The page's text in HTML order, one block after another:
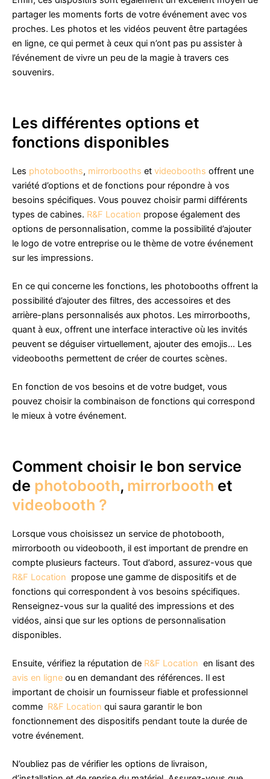
partager les moments forts de votre événement avec vos
proches. Les photos et les vidéos peuvent être partagées
en ligne, ce qui permet à ceux qui n’ont pas pu assister à
l’événement de vivre un peu de la magie à travers ces
souvenirs.
Les différentes options et
fonctions disponibles
Les photobooths, mirrorbooths et videobooths offrent une
variété d’options et de fonctions pour répondre à vos
besoins spécifiques. Vous pouvez choisir parmi différents
types de cabines. R&F Location propose également des
options de personnalisation, comme la possibilité d’ajouter
le logo de votre entreprise ou le thème de votre événement
sur les impressions.
En ce qui concerne les fonctions, les photobooths offrent la
possibilité d’ajouter des filtres, des accessoires et des
arrière-plans personnalisés aux photos. Les mirrorbooths,
quant à eux, offrent une interface interactive où les invités
peuvent se déguiser virtuellement, ajouter des emojis… Les
videobooths permettent de créer de courtes scènes.
En fonction de vos besoins et de votre budget, vous
pouvez choisir la combinaison de fonctions qui correspond
le mieux à votre événement.
Comment choisir le bon service
de photobooth, mirrorbooth et
videobooth ?
Lorsque vous choisissez un service de photobooth,
mirrorbooth ou videobooth, il est important de prendre en
compte plusieurs facteurs. Tout d’abord, assurez-vous que
R&F Location propose une gamme de dispositifs et de
fonctions qui correspondent à vos besoins spécifiques.
Renseignez-vous sur la qualité des impressions et des
vidéos, ainsi que sur les options de personnalisation
disponibles.
Ensuite, vérifiez la réputation de R&F Location en lisant des
avis en ligne ou en demandant des références. Il est
important de choisir un fournisseur fiable et professionnel
comme R&F Location qui saura garantir le bon
fonctionnement des dispositifs pendant toute la durée de
votre événement.
N’oubliez pas de vérifier les options de livraison,